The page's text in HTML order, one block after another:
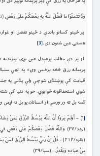
وَلَا تَتَمَنَّوْا مَا فَضَّلَ اللَّهُ بِهِ بَعْضَكُمْ عَلَى بَعْضٍ
پر ځینو کسانو باندې د ځینو تفضل او
هستۍ عين شتون دی.[3]
او پر دې مطلب پوهېدل عين نړۍ پېژندنه
پرېمانه رزق څخه برخمن وي» په الهي
قيامت کې پوښتلای شو چې ولې پلانی په
شوي استحقاقونه ځوابوي. خو په دنيا کې
لاسه بل ته ور ورسي او انسانان يو بل ته
[1]
مِنْ عِبَادِهِ وَيَقْدِرُ… (سبا/۳۹)